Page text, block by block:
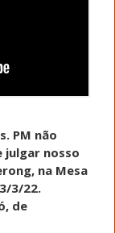
PM não
julgar nosso
na Mesa
3/22.
de